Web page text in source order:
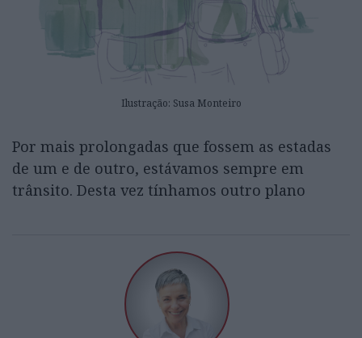
Ilustração: Susa Monteiro
Por mais prolongadas que fossem as estadas
de um e de outro, estávamos sempre em
trânsito. Desta vez tínhamos outro plano